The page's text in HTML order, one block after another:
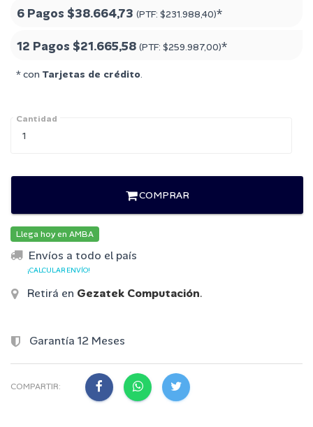
6 Pagos $38.664,73 (PTF: $231.988,40)*
12 Pagos $21.665,58 (PTF: $259.987,00)*
* con Tarjetas de crédito.
Cantidad
COMPRAR
Llega hoy en AMBA
Envíos a todo el país
¡CALCULAR ENVÍO!
Retirá en Gezatek Computación.
Garantía 12 Meses
COMPARTIR: